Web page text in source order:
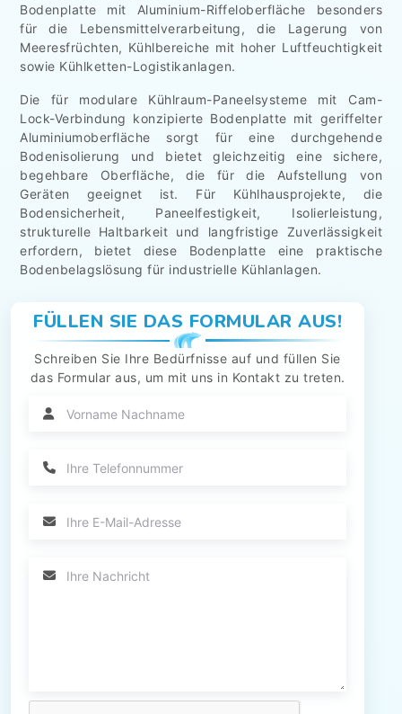
Bodenplatte mit Aluminium-Riffeloberfläche besonders
für die Lebensmittelverarbeitung, die Lagerung von
Meeresfrüchten, Kühlbereiche mit hoher Luftfeuchtigkeit
sowie Kühlketten-Logistikanlagen.
Die für modulare Kühlraum-Paneelsysteme mit Cam-
Lock-Verbindung konzipierte Bodenplatte mit geriffelter
Aluminiumoberfläche sorgt für eine durchgehende
Bodenisolierung und bietet gleichzeitig eine sichere,
begehbare Oberfläche, die für die Aufstellung von
Geräten geeignet ist. Für Kühlhausprojekte, die
Bodensicherheit, Paneelfestigkeit, Isolierleistung,
strukturelle Haltbarkeit und langfristige Zuverlässigkeit
erfordern, bietet diese Bodenplatte eine praktische
Bodenbelagslösung für industrielle Kühlanlagen.
FÜLLEN SIE DAS FORMULAR AUS!
Schreiben Sie Ihre Bedürfnisse auf und füllen Sie
das Formular aus, um mit uns in Kontakt zu treten.